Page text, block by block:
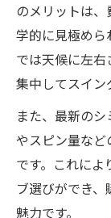
のメリットは
学的に見極め
では天候に左右
集中してスイン
また、最新の
やスピン量な
です。これによ
ブ選びができ
魅力です。